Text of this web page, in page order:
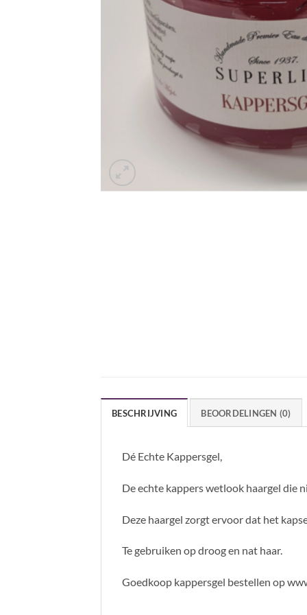
BESCHRIJVING BEOORDELINGEN (0)
Dé Echte Kappersgel,
De echte kappers wetlook haargel die
Deze haargel zorgt ervoor dat het
Te gebruiken op droog en nat haar.
Goedkoop kappersgel bestellen op